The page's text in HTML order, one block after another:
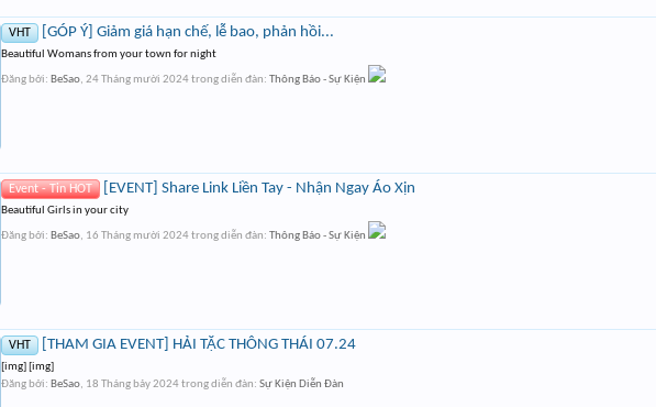
VHT [GÓP Ý] Giảm giá hạn chế, lễ bao, phản hồi...
Beautiful Womans from your town for night
Đăng bởi: BeSao, 24 Tháng mười 2024trong diễn đàn: Thông Báo - Sự Kiện
Event - Tin HOT [EVENT] Share Link Liền Tay - Nhận Ngay Áo Xịn
Beautiful Girls in your city
Đăng bởi: BeSao, 16 Tháng mười 2024trong diễn đàn: Thông Báo - Sự Kiện
VHT [THAM GIA EVENT] HẢI TẶC THÔNG THÁI 07.24
[img] [img]
Đăng bởi: BeSao, 18 Tháng bảy 2024trong diễn đàn: Sự Kiện Diễn Đàn